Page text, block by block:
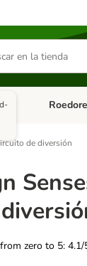
Dieta Vet.
Menú de
de diversión
zero to 5: 4.1/